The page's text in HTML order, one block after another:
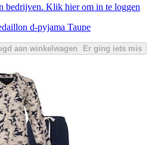
bedrijven. Klik hier om in te loggen
d-pyjama Taupe
aan winkelwagen Er ging iets mis